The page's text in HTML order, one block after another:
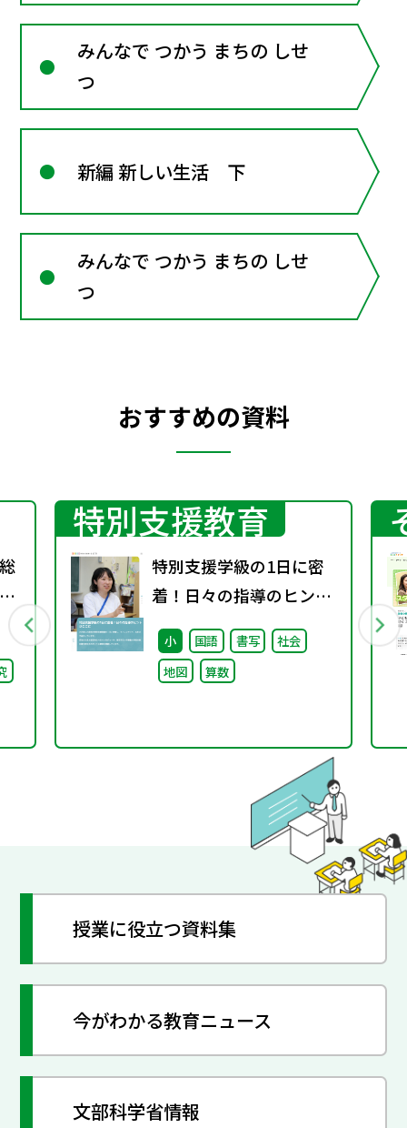
みんなで つかう まちの しせ
つ
新編 新しい生活 下
みんなで つかう まちの しせ
つ
おすすめの資料
特別支援教育
特別支援学級の1日に密
着！日々の指導のヒント
がここに
小 国語 書写
社会
地図
算数
授業に役立つ資料集
今がわかる教育ニュース
文部科学省情報